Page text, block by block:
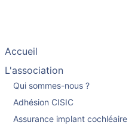
Accueil
L'association
Qui sommes-nous ?
Adhésion CISIC
Assurance implant cochléaire